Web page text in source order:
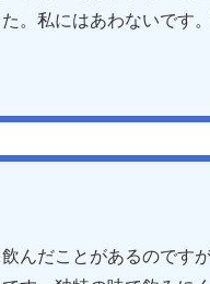
。私にはあわないです
んだことがあるのです